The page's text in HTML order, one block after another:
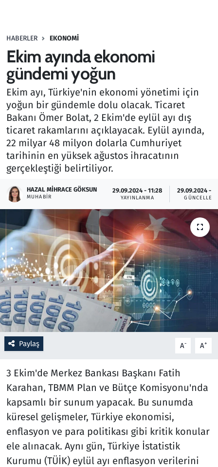
HABERLER EKONOMI
Ekim ayında ekonomi
gündemi yoğun
Ekim ayı, Türkiye'nin ekonomi yönetimi için
yoğun bir gündemle dolu olacak. Ticaret
Bakanı Ömer Bolat, 2 Ekim'de eylül ayı dış
ticaret rakamlarını açıklayacak. Eylül ayında,
22 milyar 48 milyon dolarla Cumhuriyet
tarihinin en yüksek ağustos ihracatının
gerçekleştiği belirtiliyor.
HAZAL MIHRACE GÖKSUN
MUHABIR
29.09.2024 - 11:28
YAYINLANMA
29.09.2024 -
Paylaş A- A+
3 Ekim'de Merkez Bankası Başkanı Fatih
Karahan, TBMM Plan ve Bütçe Komisyonu'nda
kapsamlı bir sunum yapacak. Bu sunumda
küresel gelişmeler, Türkiye ekonomisi,
enflasyon ve para politikası gibi kritik konular
ele alınacak. Aynı gün, Türkiye İstatistik
Kurumu (TÜİK) eylül ayı enflasyon verilerini
Haber
Kültür Sanat
Kurumsal Haberler
Lezzet Durağı
Memur ve Kamu
Otomobil
Oyun
Ramazan
Resmi İlanlar
Rüya Tabirleri
Sağlık
Savunma Sanayi
Seçim 2023
Teknoloji ve Bilim
Televizyon